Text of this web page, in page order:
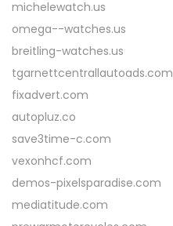
michelewatch.us
omega--watches.us
breitling-watches.us
tgarnettcentrallautoads.com
fixadvert.com
autopluz.co
save3time-c.com
vexonhcf.com
demos-pixelsparadise.com
mediatitude.com